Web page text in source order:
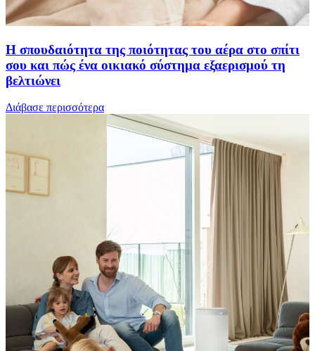
Η σπουδαιότητα της ποιότητας του αέρα στο σπίτι
σου και πώς ένα οικιακό σύστημα εξαερισμού τη
βελτιώνει
Διάβασε περισσότερα